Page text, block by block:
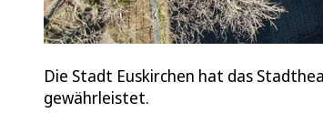
Die Stadt Euskirchen hat das
gewährleistet.